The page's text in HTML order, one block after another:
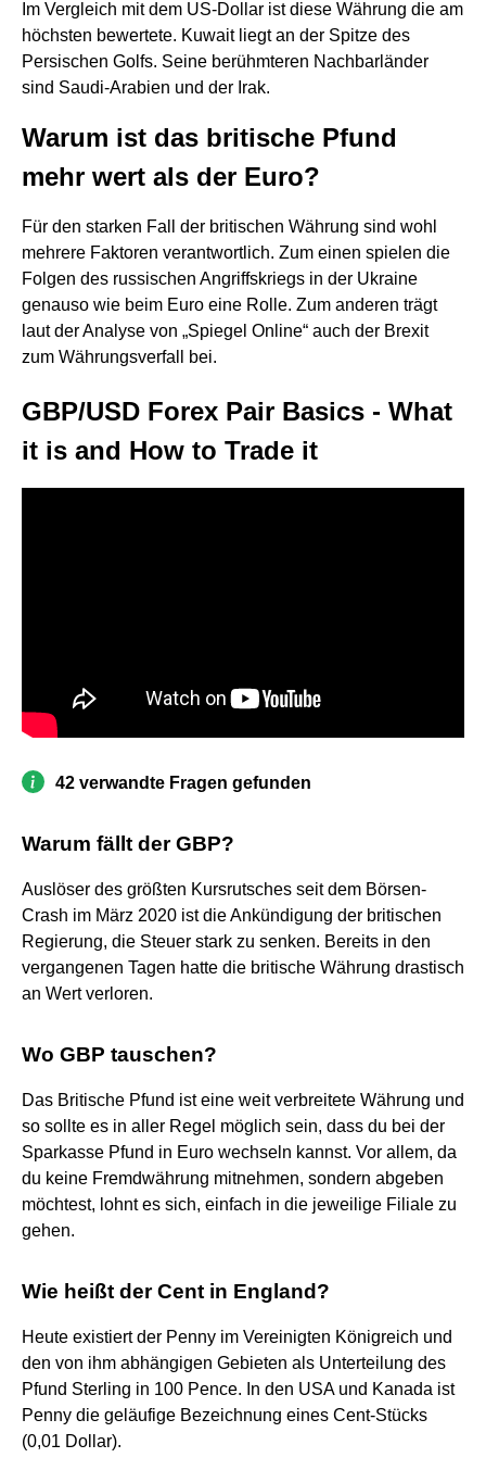
Im Vergleich mit dem US-Dollar ist diese Währung die am
höchsten bewertete. Kuwait liegt an der Spitze des
Persischen Golfs. Seine berühmteren Nachbarländer
sind Saudi-Arabien und der Irak.
Warum ist das britische Pfund
mehr wert als der Euro?
Für den starken Fall der britischen Währung sind wohl
mehrere Faktoren verantwortlich. Zum einen spielen die
Folgen des russischen Angriffskriegs in der Ukraine
genauso wie beim Euro eine Rolle. Zum anderen trägt
laut der Analyse von „Spiegel Online“ auch der Brexit
zum Währungsverfall bei.
GBP/USD Forex Pair Basics - What
it is and How to Trade it
42 verwandte Fragen gefunden
Warum fällt der GBP?
Auslöser des größten Kursrutsches seit dem Börsen-
Crash im März 2020 ist die Ankündigung der britischen
Regierung, die Steuer stark zu senken. Bereits in den
vergangenen Tagen hatte die britische Währung drastisch
an Wert verloren.
Wo GBP tauschen?
Das Britische Pfund ist eine weit verbreitete Währung und
so sollte es in aller Regel möglich sein, dass du bei der
Sparkasse Pfund in Euro wechseln kannst. Vor allem, da
du keine Fremdwährung mitnehmen, sondern abgeben
möchtest, lohnt es sich, einfach in die jeweilige Filiale zu
gehen.
Wie heißt der Cent in England?
Heute existiert der Penny im Vereinigten Königreich und
den von ihm abhängigen Gebieten als Unterteilung des
Pfund Sterling in 100 Pence. In den USA und Kanada ist
Penny die geläufige Bezeichnung eines Cent-Stücks
(0,01 Dollar).